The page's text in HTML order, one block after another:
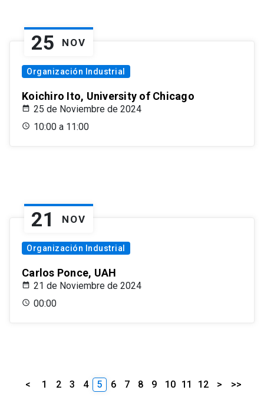
25 NOV
Organización Industrial
Koichiro Ito, University of Chicago
25 de Noviembre de 2024
10:00 a 11:00
21 NOV
Organización Industrial
Carlos Ponce, UAH
21 de Noviembre de 2024
00:00
< 1 2 3 4 5 6 7 8 9 10 11 12 > >>